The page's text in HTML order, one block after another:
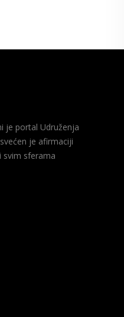
je portal Udruženja
je afirmaciji
svim sferama